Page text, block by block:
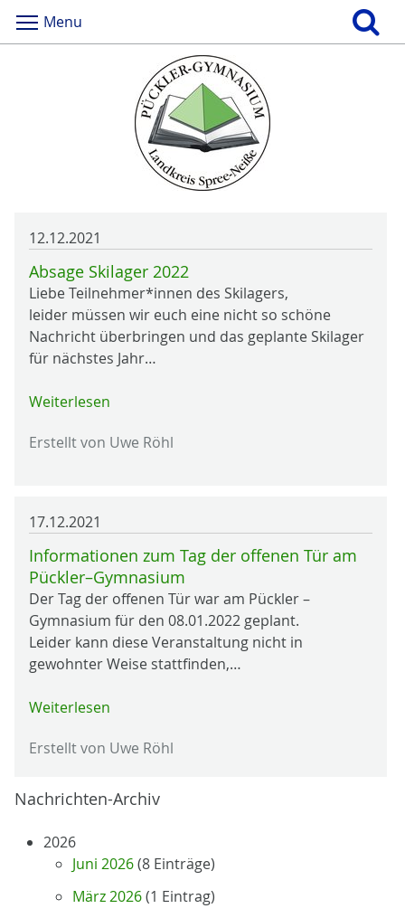
Menu
12.12.2021
Absage Skilager 2022
Liebe Teilnehmer*innen des Skilagers,
leider müssen wir euch eine nicht so schöne
Nachricht überbringen und das geplante Skilager
für nächstes Jahr…
Weiterlesen
Erstellt von Uwe Röhl
17.12.2021
Informationen zum Tag der offenen Tür am
Pückler–Gymnasium
Der Tag der offenen Tür war am Pückler –
Gymnasium für den 08.01.2022 geplant.
Leider kann diese Veranstaltung nicht in
gewohnter Weise stattfinden,…
Weiterlesen
Erstellt von Uwe Röhl
Nachrichten-Archiv
2026
Juni 2026(8 Einträge)
März 2026(1 Eintrag)